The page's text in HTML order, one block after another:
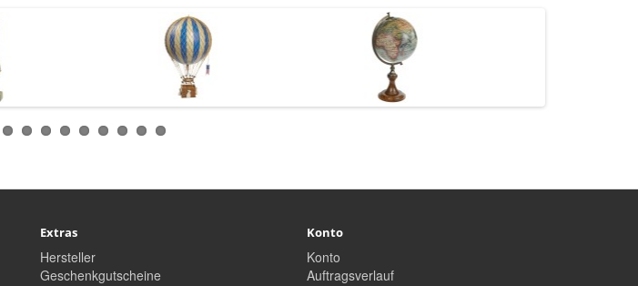
Extras
Hersteller
Geschenkgutscheine
Konto
Konto
Auftragsverlauf